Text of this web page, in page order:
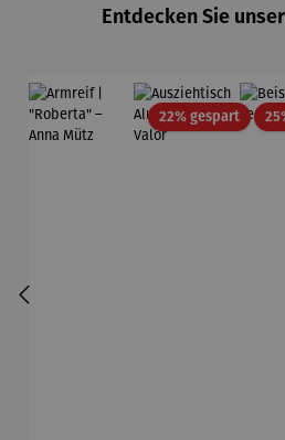
EditionEntdecken Sie
22% gespartRabatt